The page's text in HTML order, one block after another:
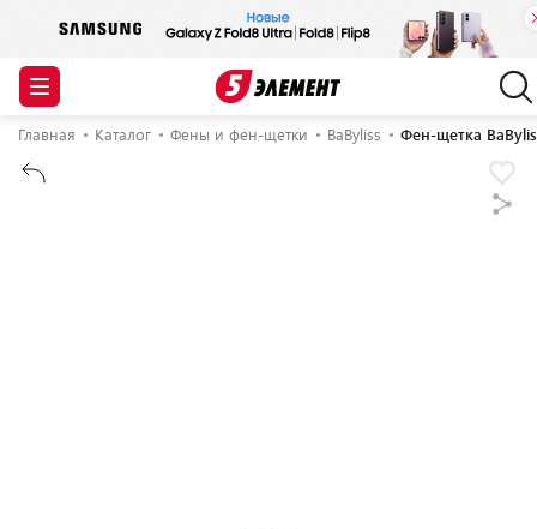
Главная Каталог Фены и фен-щетки BaByliss Фен-щетка